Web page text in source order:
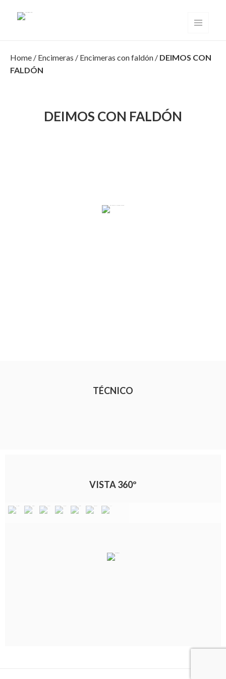
Home / Encimeras / Encimeras con faldón / DEIMOS CON
FALDÓN
DEIMOS CON FALDÓN
TÉCNICO
VISTA 360º